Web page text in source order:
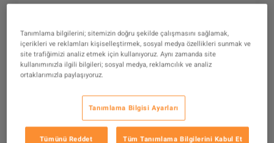
The product you were looking for was not found, maybe
one of our recommendations will pique your interest
instead?
Tanımlama bilgilerini; sitemizin doğru şekilde çalışmasını sağlamak,
içerikleri ve reklamları kişiselleştirmek, sosyal medya özellikleri sunmak ve
site trafiğimizi analiz etmek için kullanıyoruz. Aynı zamanda site
kullanımınızla ilgili bilgileri; sosyal medya, reklamcılık ve analiz
ortaklarımızla paylaşıyoruz.
Tanımlama Bilgisi Ayarları
Tümünü Reddet Tüm Tanımlama Bilgilerini Kabul Et